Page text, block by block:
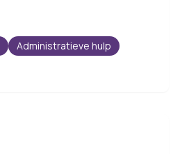
Administratieve hulp